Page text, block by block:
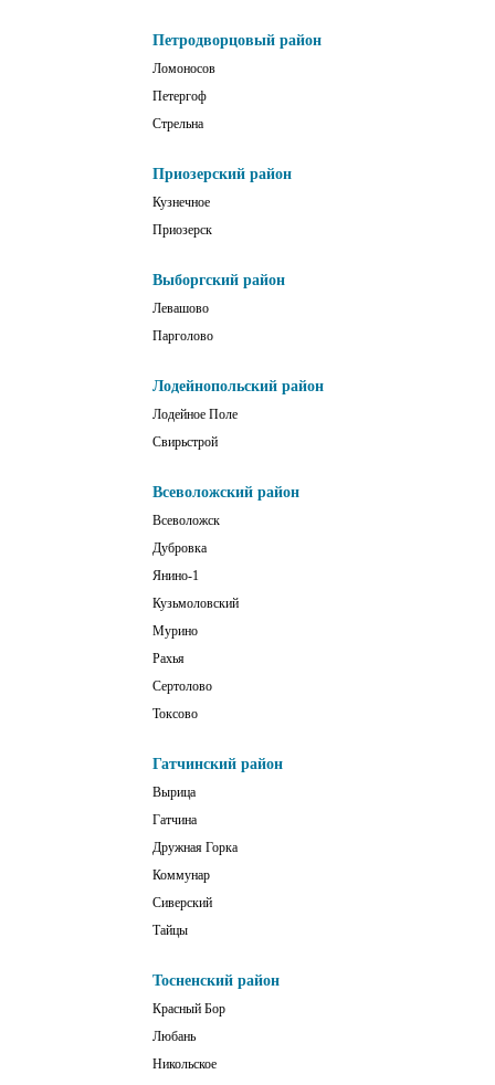
Петродворцовый район
Ломоносов
Петергоф
Стрельна
Приозерский район
Кузнечное
Приозерск
Выборгский район
Левашово
Парголово
Лодейнопольский район
Лодейное Поле
Свирьстрой
Всеволожский район
Всеволожск
Дубровка
Янино-1
Кузьмоловский
Мурино
Рахья
Сертолово
Токсово
Гатчинский район
Вырица
Гатчина
Дружная Горка
Коммунар
Сиверский
Тайцы
Тосненский район
Красный Бор
Любань
Никольское